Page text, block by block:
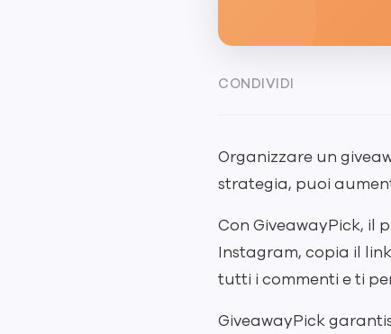
CONDIVIDI
Organizzare un
strategia, puoi
Con GiveawayPick, il
Instagram, copia il
tutti i commenti e ti
GiveawayPick